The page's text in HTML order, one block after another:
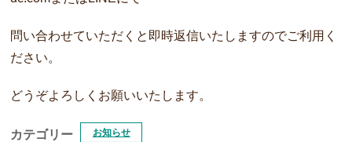
問い合わせていただくと即時返信いたしますのでご利用く
ださい。
どうぞよろしくお願いいたします。
カテゴリー お知らせ